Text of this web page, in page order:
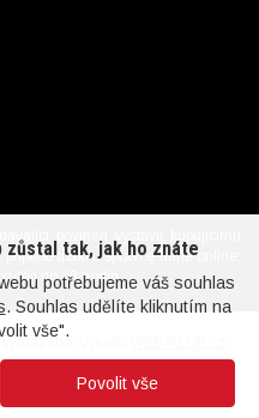
zůstal tak, jak ho znáte
potřebujeme váš souhlas
. Souhlas udělíte kliknutím na
vše".
Povolit vše
povinen vystavit kupujícímu
tržbu u správce daně online;
do 48 hodin.
Vytvořil